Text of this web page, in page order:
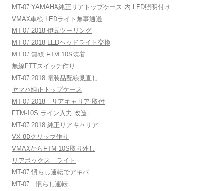
MT-07 YAMAHA純正リアトップケース 内 LED照明付け
VMAX車検 LEDライト無事通過
MT-07 2018 伊豆ツーリング
MT-07 2018 LEDヘッドライト交換
MT-07 無線 FTM-10S装着
無線PTTスイッチ作り
MT-07 2018 電装品配線見直し
ヤマハ純正トップケース
MT-07 2018 リアキャリア 取付
FTM-10S ライン入力 改造
MT-07 2018 純正リアキャリア
VX-8Dクリップ作り
VMAXからFTM-10S取り外し
リアボックス ライト
MT-07 慣らし運転でアキバ
MT-07 慣らし運転